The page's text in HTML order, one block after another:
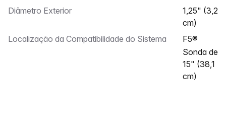
Diâmetro Exterior
1,25" (3,2
cm)
Localização da Compatibilidade do Sistema
F5®
Sonda de
15" (38,1
cm)